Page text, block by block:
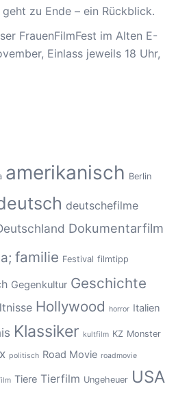
zu Ende – ein Rückblick.
FrauenFilmFest im Alten E-
Einlass jeweils 18 Uhr,
amerikanisch Berlin
deutschefilme
Dokumentarfilm
familie Festival filmtipp
Gegenkultur Geschichte
Hollywood horror Italien
Klassiker kultfilm KZ Monster
politisch Road Movie roadmovie
Tiere Tierfilm Ungeheuer USA